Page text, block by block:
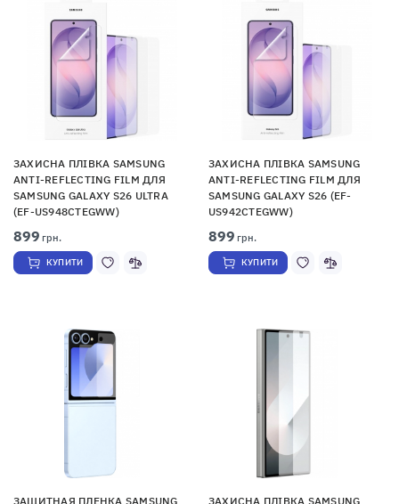
ЗАХИСНА ПЛІВКА SAMSUNG
ANTI-REFLECTING FILM ДЛЯ
SAMSUNG GALAXY S26 ULTRA
(EF-US948CTEGWW)
899 грн.
КУПИТИ
ЗАХИСНА ПЛІВКА SAMSUNG
ANTI-REFLECTING FILM ДЛЯ
SAMSUNG GALAXY S26 (EF-
US942CTEGWW)
899 грн.
КУПИТИ
ЗАЩИТНАЯ ПЛЕНКА SAMSUNG
ЗАХИСНА ПЛІВКА SAMSUNG